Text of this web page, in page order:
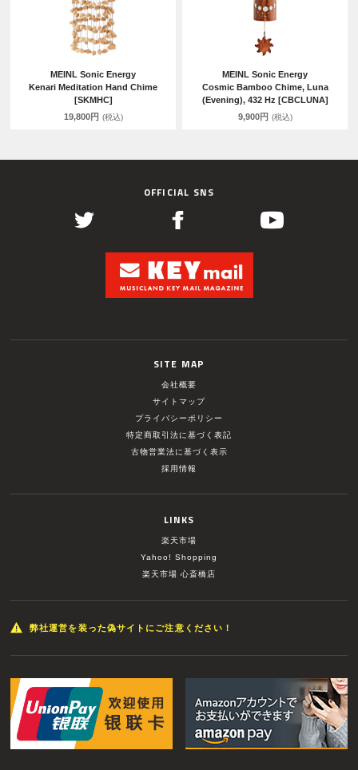
MEINL Sonic Energy
Kenari Meditation Hand Chime
[SKMHC]
19,800円 (税込)
MEINL Sonic Energy
Cosmic Bamboo Chime, Luna
(Evening), 432 Hz [CBCLUNA]
9,900円 (税込)
OFFICIAL SNS
SITE MAP
会社概要
サイトマップ
プライバシーポリシー
特定商取引法に基づく表記
古物営業法に基づく表示
採用情報
LINKS
楽天市場
Yahoo! Shopping
楽天市場 心斎橋店
弊社運営を装った偽サイトにご注意ください！